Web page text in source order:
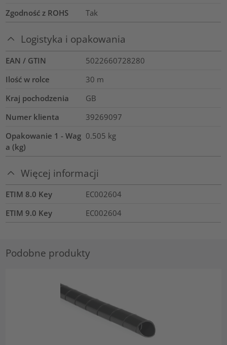
Zgodność z ROHS Tak
Logistyka i opakowania
EAN / GTIN
5022660728280
Ilość w rolce
30 m
Kraj pochodzenia
GB
Numer klienta
39269097
Opakowanie 1 - Wag
a (kg)
0.505 kg
Więcej informacji
ETIM 8.0 Key
EC002604
ETIM 9.0 Key
EC002604
Podobne produkty